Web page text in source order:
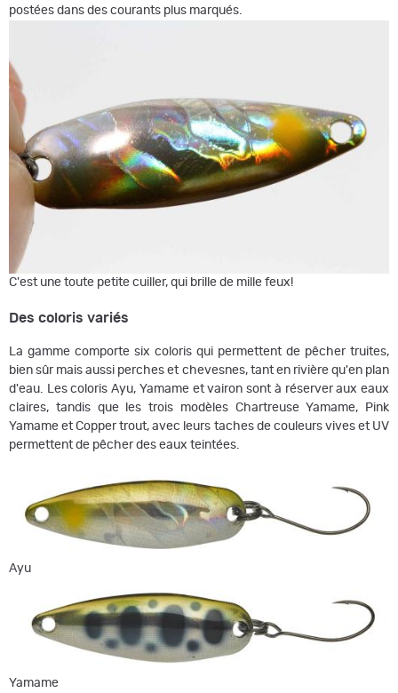
postées dans des courants plus marqués.
C'est une toute petite cuiller, qui brille de mille feux!
Des coloris variés
La gamme comporte six coloris qui permettent de pêcher truites,
bien sûr mais aussi perches et chevesnes, tant en rivière qu'en plan
d'eau. Les coloris Ayu, Yamame et vairon sont à réserver aux eaux
claires, tandis que les trois modèles Chartreuse Yamame, Pink
Yamame et Copper trout, avec leurs taches de couleurs vives et UV
permettent de pêcher des eaux teintées.
Ayu
Yamame